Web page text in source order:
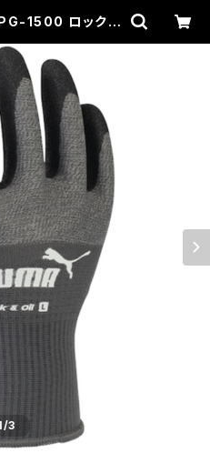
1500 ロック&
スタム専門店)
/3